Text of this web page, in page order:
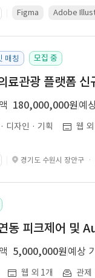
Figma Adobe
매칭 모집 중
료관광 플랫폼 신
180,000,000원 예
디자인 · 기획 웹
경기도 수원시 장안구
동 피크제어 및
5,000,000원 예상
웹 외 1개 관제